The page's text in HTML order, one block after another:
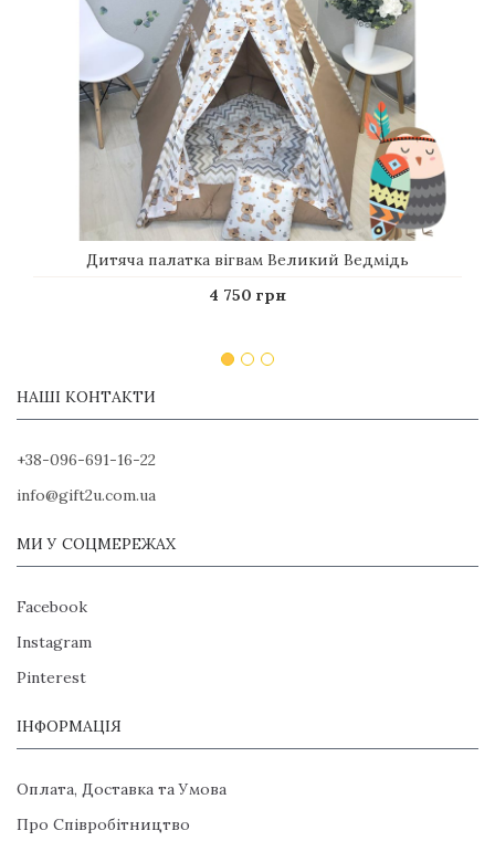
Дитяча палатка вігвам Великий Ведмідь
4 750 грн
НАШІ КОНТАКТИ
+38-096-691-16-22
info@gift2u.com.ua
МИ У СОЦМЕРЕЖАХ
Facebook
Instagram
Pinterest
ІНФОРМАЦІЯ
Оплата, Доставка та Умова
Про Співробітництво